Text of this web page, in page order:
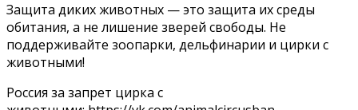
Защита диких животных — это защита их среды
обитания, а не лишение зверей свободы. Не
поддерживайте зоопарки, дельфинарии и цирки с
животными!
Россия за запрет цирка с